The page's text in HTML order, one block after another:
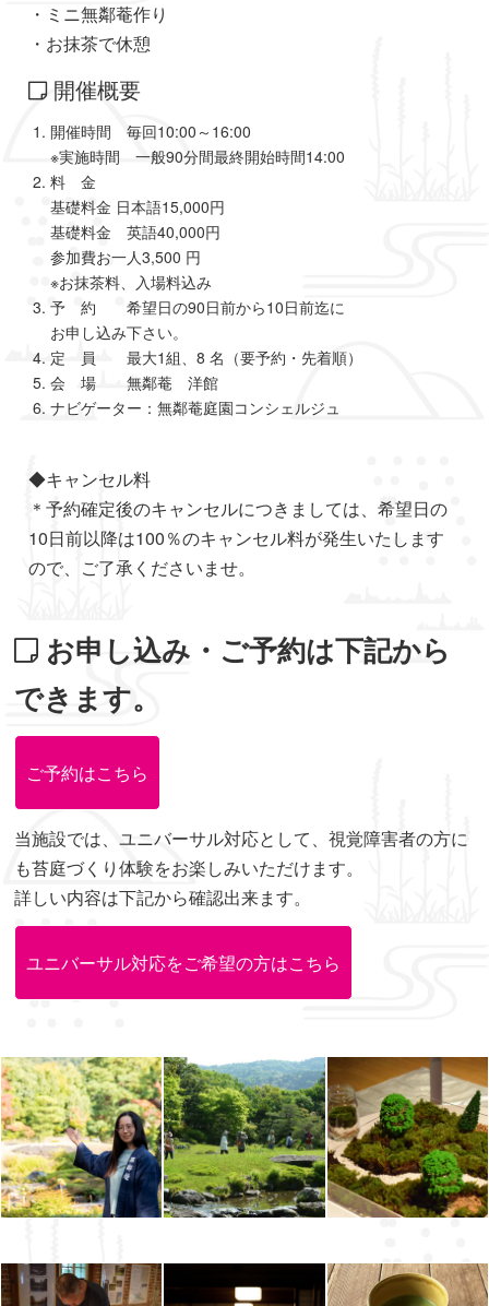
・ミニ無鄰菴作り
・お抹茶で休憩
開催概要
開催時間 毎回10:00～16:00
※実施時間 一般90分間最終開始時間14:00
料 金
基礎料金 日本語15,000円
基礎料金 英語40,000円
参加費お一人3,500 円
※お抹茶料、入場料込み
予 約 希望日の90日前から10日前迄に
お申し込み下さい。
定 員 最大1組、8 名（要予約・先着順）
会 場 無鄰菴 洋館
ナビゲーター：無鄰菴庭園コンシェルジュ
◆キャンセル料
＊予約確定後のキャンセルにつきましては、希望日の
10日前以降は100％のキャンセル料が発生いたします
ので、ご了承くださいませ。
お申し込み・ご予約は下記から
できます。
ご予約はこちら
当施設では、ユニバーサル対応として、視覚障害者の方に
も苔庭づくり体験をお楽しみいただけます。
詳しい内容は下記から確認出来ます。
ユニバーサル対応をご希望の方はこちら